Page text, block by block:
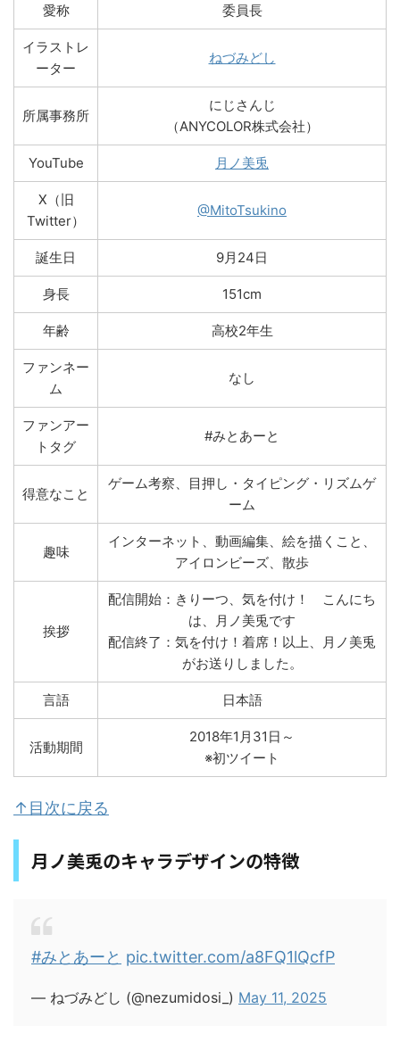
愛称 委員長
イラストレ
ーター
ねづみどし
所属事務所
にじさんじ
（ANYCOLOR株式会社）
YouTube 月ノ美兎
X（旧
Twitter）
@MitoTsukino
誕生日 9月24日
身長 151cm
年齢 高校2年生
ファンネー
ム
なし
ファンアー
トタグ
#みとあーと
得意なこと
ゲーム考察、目押し・タイピング・リズムゲ
ーム
趣味
インターネット、動画編集、絵を描くこと、
アイロンビーズ、散歩
挨拶
配信開始：きりーつ、気を付け！ こんにち
は、月ノ美兎です
配信終了：気を付け！着席！以上、月ノ美兎
がお送りしました。
言語 日本語
活動期間
2018年1月31日～
※初ツイート
↑目次に戻る
月ノ美兎のキャラデザインの特徴
#みとあーと pic.twitter.com/a8FQ1lQcfP
— ねづみどし (@nezumidosi_) May 11, 2025